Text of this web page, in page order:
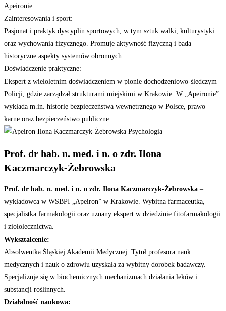
Apeironie.
Zainteresowania i sport:
Pasjonat i praktyk dyscyplin sportowych, w tym sztuk walki, kulturystyki
oraz wychowania fizycznego. Promuje aktywność fizyczną i bada
historyczne aspekty systemów obronnych.
Doświadczenie praktyczne:
Ekspert z wieloletnim doświadczeniem w pionie dochodzeniowo-śledczym
Policji, gdzie zarządzał strukturami miejskimi w Krakowie. W „Apeironie”
wykłada m.in. historię bezpieczeństwa wewnętrznego w Polsce, prawo
karne oraz bezpieczeństwo publiczne.
Prof. dr hab. n. med. i n. o zdr. Ilona
Kaczmarczyk-Żebrowska
Prof. dr hab. n. med. i n. o zdr. Ilona Kaczmarczyk-Żebrowska –
wykładowca w WSBPI „Apeiron” w Krakowie. Wybitna farmaceutka,
specjalistka farmakologii oraz uznany ekspert w dziedzinie fitofarmakologii
i ziołolecznictwa.
Wykształcenie:
Absolwentka Śląskiej Akademii Medycznej. Tytuł profesora nauk
medycznych i nauk o zdrowiu uzyskała za wybitny dorobek badawczy.
Specjalizuje się w biochemicznych mechanizmach działania leków i
substancji roślinnych.
Działalność naukowa: